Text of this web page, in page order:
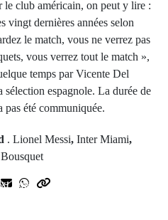
le club américain, on peut y lire :
vingt dernières années selon
le match, vous ne verrez pas
vous verrez tout le match »,
temps par Vicente Del
espagnole. La durée de
pas été communiquée.
. Lionel Messi, Inter Miami,
Post
Post